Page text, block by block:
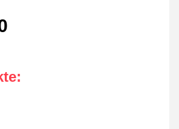
: